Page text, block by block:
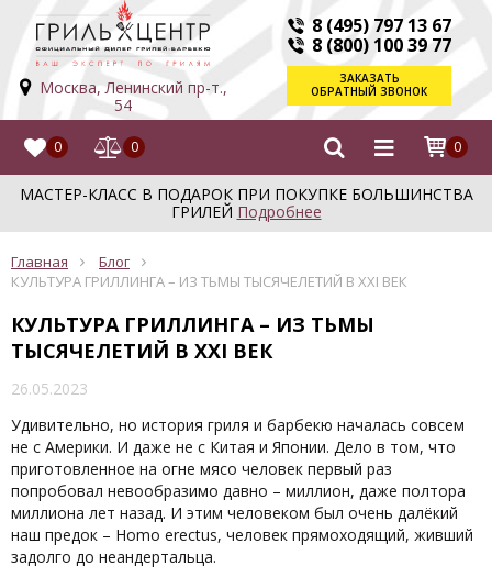
Москва, Ленинский пр-т.,
54
8 (495) 797 13 67
8 (800) 100 39 77
ЗАКАЗАТЬ
ОБРАТНЫЙ ЗВОНОК
0 0 0
МАСТЕР-КЛАСС В ПОДАРОК ПРИ ПОКУПКЕ БОЛЬШИНСТВА
ГРИЛЕЙ Подробнее
Главная
Блог
КУЛЬТУРА ГРИЛЛИНГА – ИЗ ТЬМЫ ТЫСЯЧЕЛЕТИЙ В XXI ВЕК
КУЛЬТУРА ГРИЛЛИНГА – ИЗ ТЬМЫ
ТЫСЯЧЕЛЕТИЙ В XXI ВЕК
26.05.2023
Удивительно, но история гриля и барбекю началась совсем
не с Америки. И даже не с Китая и Японии. Дело в том, что
приготовленное на огне мясо человек первый раз
попробовал невообразимо давно – миллион, даже полтора
миллиона лет назад. И этим человеком был очень далёкий
наш предок – Homo erectus, человек прямоходящий, живший
задолго до неандертальца.